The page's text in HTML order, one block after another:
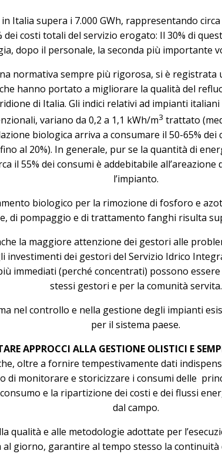
Italia supera i 7.000 GWh, rappresentando
costi totali del servizio erogato: Il 30% di
dopo il personale, la seconda più importante
normativa sempre più rigorosa, si è
hanno portato a migliorare la qualità del
di Italia. Gli indici relativi ad impianti italiani
variano da 0,2 a 1,1 kWh/m3 trattato
biologica arriva a consumare il 50-65%
al 20%). In generale, pur se la quantità di
il 55% dei consumi è addebitabile
l’impianto.
biologico per la rimozione di fosforo e
di pompaggio e di trattamento fanghi risulta
la maggiore attenzione dei gestori alle
investimenti dei gestori del Servizio Idrico
immediati (perché concentrati) possono
stessi gestori e per la comunità servita.
nel controllo e nella gestione degli impianti
per il sistema paese.
APPROCCI ALLA GESTIONE OLISTICI E
oltre a fornire tempestivamente dati
di monitorare e storicizzare i consumi delle
e la ripartizione dei costi e dei flussi
dal campo.
qualità e alle metodologie adottate per
giorno, garantire al tempo stesso la